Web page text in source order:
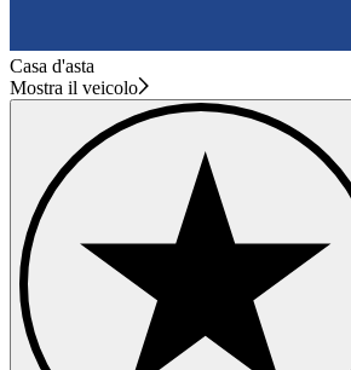
Casa d'asta
Mostra il veicolo